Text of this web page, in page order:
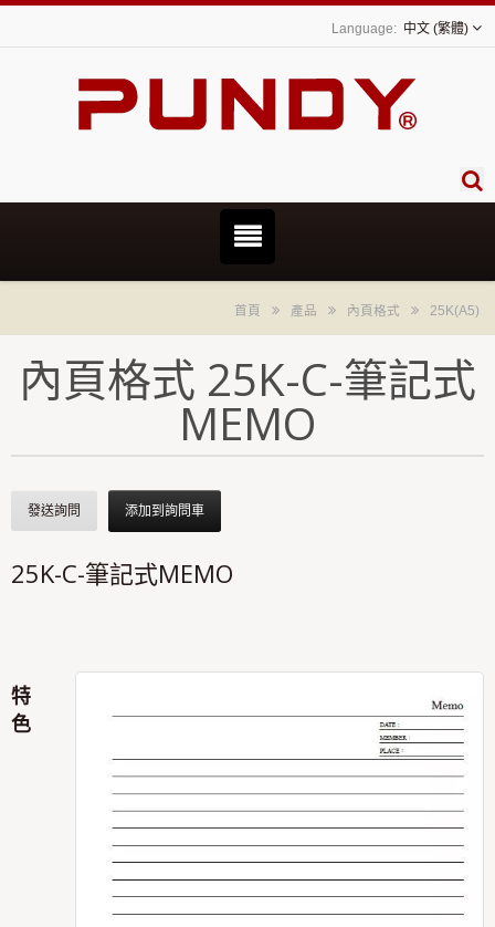
中文 (繁體)
首頁 產品 內頁格式 25K(A5)
內頁格式 25K-C-筆記式
MEMO
發送詢問 添加到詢問車
25K-C-筆記式MEMO
特
色